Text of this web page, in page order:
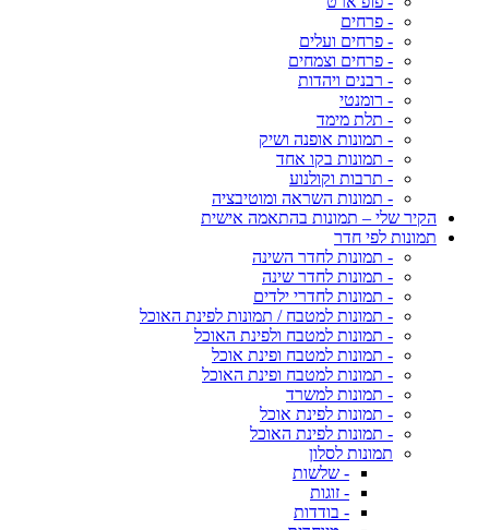
- פרחים
- פרחים ועלים
- פרחים וצמחים
- רבנים ויהדות
- רומנטי
- תלת מימד
- תמונות אופנה ושיק
- תמונות בקו אחד
- תרבות וקולנוע
- תמונות השראה ומוטיבציה
הקיר שלי – תמונות בהתאמה אישית
תמונות לפי חדר
- תמונות לחדר השינה
- תמונות לחדר שינה
- תמונות לחדרי ילדים
- תמונות למטבח / תמונות לפינת האוכל
- תמונות למטבח ולפינת האוכל
- תמונות למטבח ופינת אוכל
- תמונות למטבח ופינת האוכל
- תמונות למשרד
- תמונות לפינת אוכל
- תמונות לפינת האוכל
תמונות לסלון
- שלשות
- זוגות
- בודדות